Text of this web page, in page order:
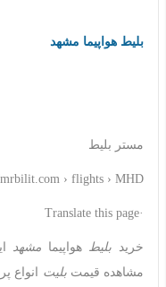
بلیط هواپیما مشهد
مستر بلیط
› flights › MHD
·Translate this page
خرید بلیط هواپیما مشهد
مشاهده قیمتبلیت انواع